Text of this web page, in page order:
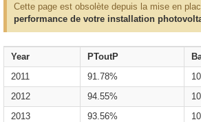
Cette page est obsolète depuis la mise en
performance de votre installation
Year PToutP
2011
91.78%
2012
94.55%
2013
93.56%